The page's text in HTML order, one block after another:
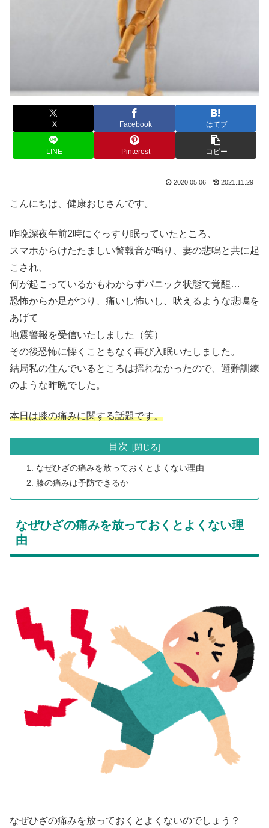
X Facebook はてブ
LINE Pinterest コピー
2020.05.06 2021.11.29
こんにちは、健康おじさんです。
昨晩深夜午前2時にぐっすり眠っていたところ、
スマホからけたたましい警報音が鳴り、妻の悲鳴と共に起
こされ、
何が起こっているかもわからずパニック状態で覚醒…
恐怖からか足がつり、痛いし怖いし、吠えるような悲鳴を
あげて
地震警報を受信いたしました（笑）
その後恐怖に慄くこともなく再び入眠いたしました。
結局私の住んでいるところは揺れなかったので、避難訓練
のような昨晩でした。
本日は膝の痛みに関する話題です。
目次
なぜひざの痛みを放っておくとよくない理由
膝の痛みは予防できるか
なぜひざの痛みを放っておくとよくない理
由
なぜひざの痛みを放っておくとよくないのでしょう？